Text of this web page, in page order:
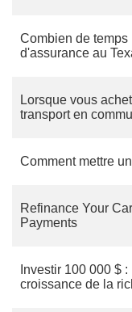
Combien de temps
d'assurance au
Lorsque vous
transport en
Comment mettre
Refinance Your
Payments
Investir 100 000 $
croissance de la